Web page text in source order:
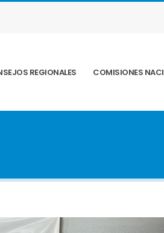
REGIONALES COMISIONES